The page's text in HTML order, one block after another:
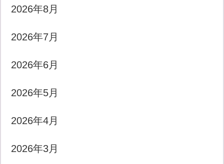
2026年8月
2026年7月
2026年6月
2026年5月
2026年4月
2026年3月